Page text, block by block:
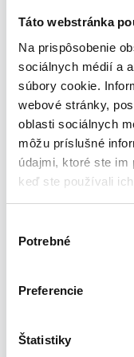
Táto webstránka
Na prispôsobenie
sociálnych médií a
súbory cookie.
webové stránky,
oblasti sociálnych
môžu príslušné
údajmi, ktoré ste im
keď ste používali
Potrebné
Preferencie
Štatistiky
príroda) a osciláciou
h.
Špecifikácia
Výkon: 50 W
Priemer: 40 cm
Celková výška
Časovač: 0,5 – 7,5
Maximálna
Materiál výroby